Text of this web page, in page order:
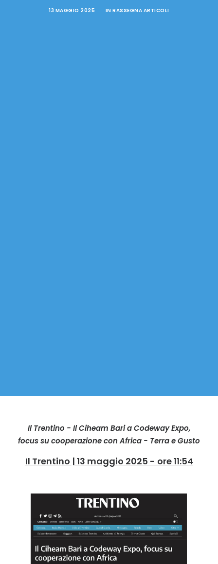
13 MAGGIO 2025 | INRASSEGNA ARTICOLI
Il Trentino - Il Ciheam Bari a Codeway Expo,
focus su cooperazione con Africa - Terra e Gusto
Il Trentino | 13 maggio 2025 - ore 11:54